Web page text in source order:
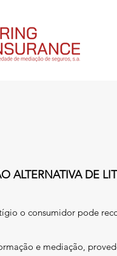
ALTERNATIVA DE
o consumidor pode
e mediação,